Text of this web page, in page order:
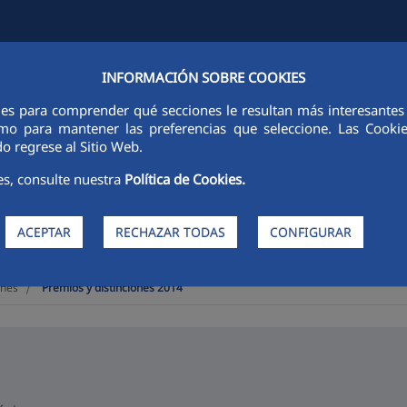
INFORMACIÓN SOBRE COOKIES
para comprender qué secciones le resultan más
para mantener las preferencias que seleccione. Las
regrese al Sitio Web.
consulte nuestra Política de Cookies.
ACEPTAR RECHAZAR TODAS CONFIGURAR
FCCCO EN EL MUNDO SOSTENIBILIDAD ÉTICA E INTEGRIDAD
>Premios y distinciones 2014